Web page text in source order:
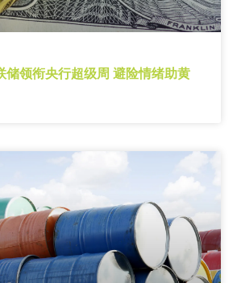
储领衔央行超级周 避险情绪助黄